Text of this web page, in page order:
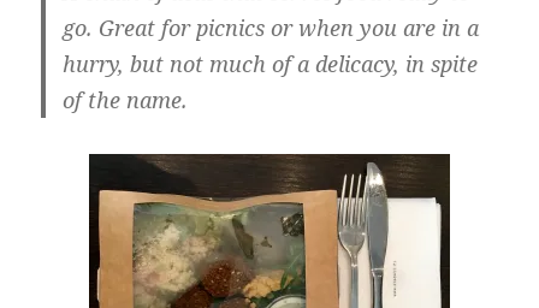
go. Great for picnics or when you are in a
hurry, but not much of a delicacy, in spite
of the name.